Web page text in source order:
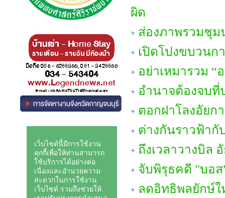
ผิด
ส่องภาพรวมชุม
เปิดโปงขบวนก
อย่าเหมารวม “
อำนาจต้องจบที่
ตอกฝาโลงอัยก
ต่างกันราวฟ้ากั
ถึงเวลาวางบิล
จับพิรุธคดี "บอ
ลดอิทธิพลยักษ์